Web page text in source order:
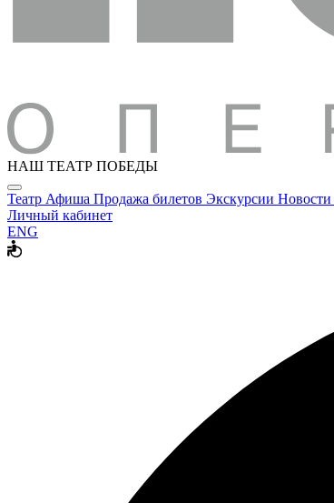
НАШ ТЕАТР ПОБЕДЫ
Театр Афиша Продажа билетов Экскурсии Новости
Личный кабинет
ENG